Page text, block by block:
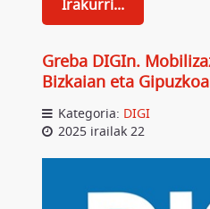
Irakurri...
Greba DIGIn.
Bizkaian eta
Kategoria: DIGI
2025 irailak 22